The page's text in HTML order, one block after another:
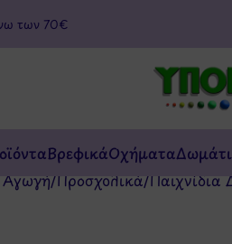
των 70€
ΒρεφικάΟχήματα
Αγωγή/Προσχολικά/Παιχνίδια